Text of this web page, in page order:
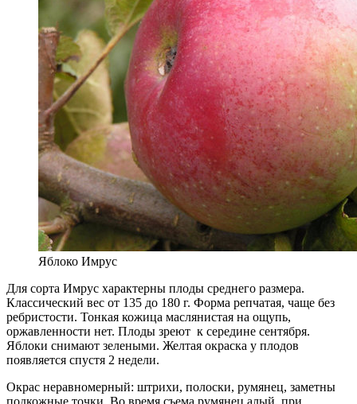
Яблоко Имрус
Для сорта Имрус характерны плоды среднего размера.
Классический вес от 135 до 180 г. Форма репчатая, чаще без
ребристости. Тонкая кожица маслянистая на ощупь,
оржавленности нет. Плоды зреют к середине сентября.
Яблоки снимают зелеными. Желтая окраска у плодов
появляется спустя 2 недели.
Окрас неравномерный: штрихи, полоски, румянец, заметны
подкожные точки. Во время съема румянец алый, при